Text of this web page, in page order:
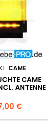
CAME
CAME
ANTENNE
€